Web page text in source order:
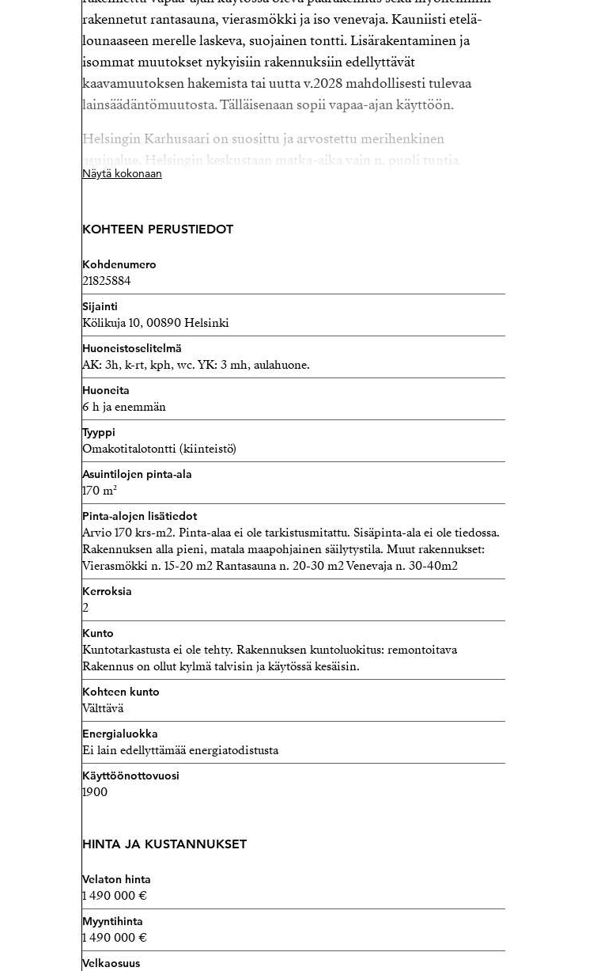
rakennetut rantasauna, vierasmökki ja iso venevaja. Kauniisti etelä-
lounaaseen merelle laskeva, suojainen tontti. Lisärakentaminen ja
isommat muutokset nykyisiin rakennuksiin edellyttävät
kaavamuutoksen hakemista tai uutta v.2028 mahdollisesti tulevaa
lainsäädäntömuutosta. Tälläisenaan sopii vapaa-ajan käyttöön.
Helsingin Karhusaari on suosittu ja arvostettu merihenkinen
asuinalue. Helsingin keskustaan matka-aika vain n. puoli tuntia.
Todella tutustumisen arvoinen kiinteistö. Oma laituri ja oma
Alueella on kunnallistekniikka, joka helpottaa tulevaisuuden
suunnitelmia.
Ota yhteyttä, jos tämä tuntuu sopivalta niin sovitaan esittely paikan
päälle.
Risto Ursin, LKV kiinteistönvälittäjä
puh. 050 328 6950 , risto@strand.fi
Strand Properties Oy
Näytä kokonaan
KOHTEEN PERUSTIEDOT
Kohdenumero
21825884
Sijainti
Kölikuja 10, 00890 Helsinki
Huoneistoselitelmä
AK: 3h, k-rt, kph, wc. YK: 3 mh, aulahuone.
Huoneita
6 h ja enemmän
Tyyppi
Omakotitalotontti (kiinteistö)
Asuintilojen pinta-ala
170 m²
Pinta-alojen lisätiedot
Arvio 170 krs-m2. Pinta-alaa ei ole tarkistusmitattu. Sisäpinta-ala ei ole tiedossa.
Rakennuksen alla pieni, matala maapohjainen säilytystila. Muut rakennukset:
Vierasmökki n. 15-20 m2 Rantasauna n. 20-30 m2 Venevaja n. 30-40m2
Kerroksia
2
Kunto
Kuntotarkastusta ei ole tehty. Rakennuksen kuntoluokitus: remontoitava
Rakennus on ollut kylmä talvisin ja käytössä kesäisin.
Kohteen kunto
Välttävä
Energialuokka
Ei lain edellyttämää energiatodistusta
Käyttöönottovuosi
1900
HINTA JA KUSTANNUKSET
Velaton hinta
1 490 000 €
Myyntihinta
1 490 000 €
Velkaosuus